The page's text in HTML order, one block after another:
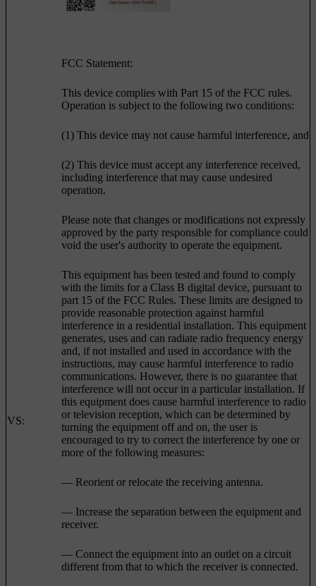
VS:
FCC Statement:
This device complies with Part 15 of the FCC rules.
Operation is subject to the following two conditions:
(1) This device may not cause harmful interference, and
(2) This device must accept any interference received,
including interference that may cause undesired
operation.
Please note that changes or modifications not expressly
approved by the party responsible for compliance could
void the user's authority to operate the equipment.
This equipment has been tested and found to comply
with the limits for a Class B digital device, pursuant to
part 15 of the FCC Rules. These limits are designed to
provide reasonable protection against harmful
interference in a residential installation. This equipment
generates, uses and can radiate radio frequency energy
and, if not installed and used in accordance with the
instructions, may cause harmful interference to radio
communications. However, there is no guarantee that
interference will not occur in a particular installation. If
this equipment does cause harmful interference to radio
or television reception, which can be determined by
turning the equipment off and on, the user is
encouraged to try to correct the interference by one or
more of the following measures:
— Reorient or relocate the receiving antenna.
— Increase the separation between the equipment and
receiver.
— Connect the equipment into an outlet on a circuit
different from that to which the receiver is connected.